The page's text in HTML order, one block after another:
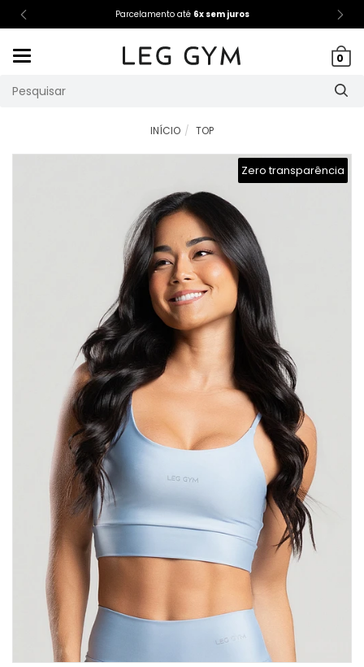
Parcelamento até 6x sem juros
0
INÍCIO TOP
Zero transparência